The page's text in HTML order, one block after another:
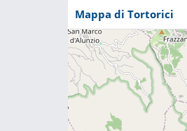
Mappa di Tortorici